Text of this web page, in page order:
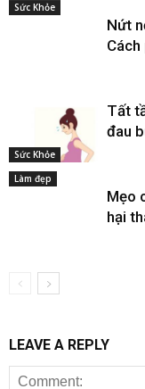
Sức Khỏe
Nứt
Sức Khỏe
Tất
đau
Làm đẹp
Mẹo
hại
LEAVE A REPLY